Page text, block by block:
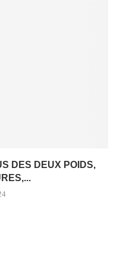
DES DEUX POIDS,